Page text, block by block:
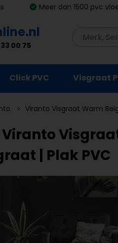
Meer dan 1500 pvc
00 75
Click PVC Visgraat
Viranto Visgraat Warm
| Plak PVC